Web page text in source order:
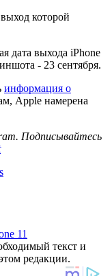
которой
дата выхода iPhone
- 23 сентября.
информация о
Apple намерена
Подписывайтесь
11
текст и
редакции.